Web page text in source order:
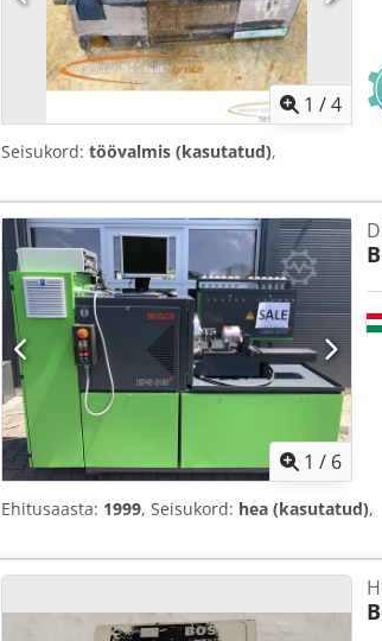
1 /4
Seisukord: töövalmis (kasutatud),
1 / 6
Ehitusaasta: 1999, Seisukord: hea (kasutatud),